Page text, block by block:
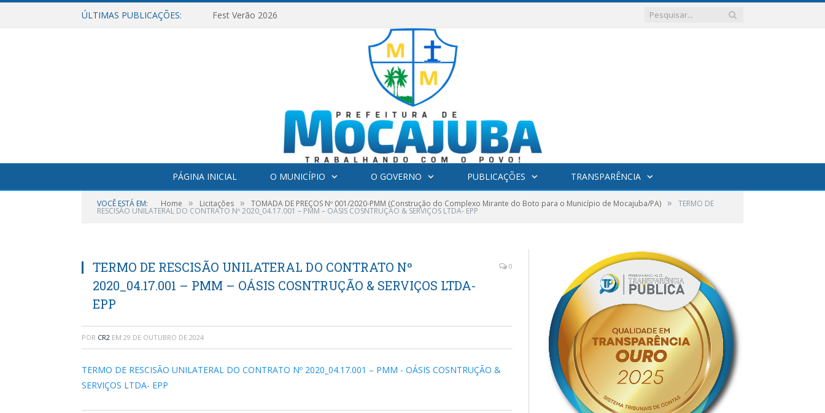
ÚLTIMAS PUBLICAÇÕES: Fest Verão 2026
PÁGINA INICIAL O MUNICÍPIO O GOVERNO PUBLICAÇÕES TRANSPARÊNCIA
VOCÊ ESTÁ EM: Home » Licitações » TOMADA DE PREÇOS Nº 001/2020-PMM (Construção do Complexo Mirante do Boto para o Município de Mocajuba/PA) » TERMO DE
RESCISÃO UNILATERAL DO CONTRATO Nº 2020_04.17.001 – PMM – OÁSIS COSNTRUÇÃO & SERVIÇOS LTDA- EPP
TERMO DE RESCISÃO UNILATERAL DO CONTRATO Nº
2020_04.17.001 – PMM – OÁSIS COSNTRUÇÃO & SERVIÇOS LTDA-
EPP
0
POR CR2 EM 29 DE OUTUBRO DE 2024
TERMO DE RESCISÃO UNILATERAL DO CONTRATO Nº 2020_04.17.001 – PMM - OÁSIS COSNTRUÇÃO &
SERVIÇOS LTDA- EPP